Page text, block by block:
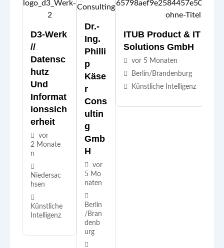
D3-Werk
//
Datensc
Hutz
Und
Informat
Ionssich
Erheit
vor
2 Monate
n
Niedersac
hsen
Künstliche
Intelligenz
Dr.-
Ing.
Philli
P
Käse
R
Cons
Ultin
G
Gmb
H
vor
5 Mo
naten
Berlin
/Bran
denb
urg
ITUB Product & IT
Solutions GmbH
vor 5 Monaten
Berlin/Brandenburg
Künstliche Intelligenz